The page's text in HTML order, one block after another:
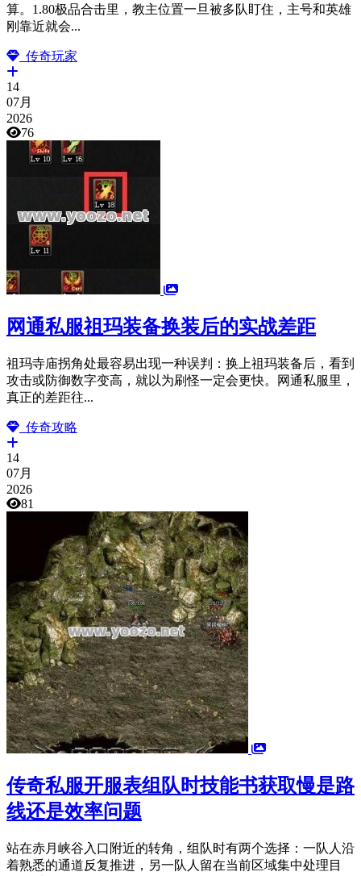
算。1.80极品合击里，教主位置一旦被多队盯住，主号和英雄
刚靠近就会...
传奇玩家
14
07月
2026
76
网通私服祖玛装备换装后的实战差距
祖玛寺庙拐角处最容易出现一种误判：换上祖玛装备后，看到
攻击或防御数字变高，就以为刷怪一定会更快。网通私服里，
真正的差距往...
传奇攻略
14
07月
2026
81
传奇私服开服表组队时技能书获取慢是路
线还是效率问题
站在赤月峡谷入口附近的转角，组队时有两个选择：一队人沿
着熟悉的通道反复推进，另一队人留在当前区域集中处理目